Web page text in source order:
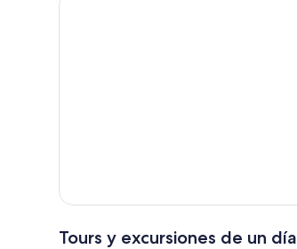
Tours y excursiones de un día